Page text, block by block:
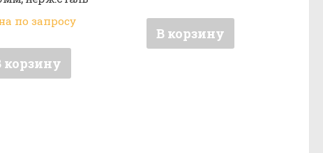
по запросу
корзину
В корзину